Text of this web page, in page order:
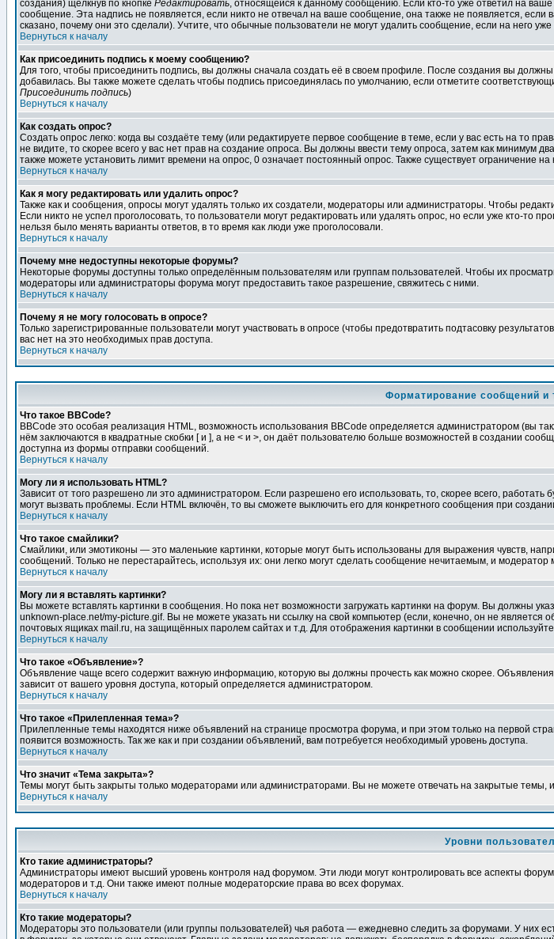
создания) щёлкнув по кнопке Редактировать, относящейся к данному сообщению. Если кто-то уже ответил на
сообщение. Эта надпись не появляется, если никто не отвечал на ваше сообщение, она также не появляется,
сказано, почему они это сделали). Учтите, что обычные пользователи не могут удалить сообщение, если на него уже
Вернуться к началу
Как присоединить подпись к моему сообщению?
Для того, чтобы присоединить подпись, вы должны сначала создать её в своем профиле. После создания вы должны
добавилась. Вы также можете сделать чтобы подпись присоединялась по умолчанию, если отметите
Присоединить подпись)
Вернуться к началу
Как создать опрос?
Создать опрос легко: когда вы создаёте тему (или редактируете первое сообщение в теме, если у вас есть на то
не видите, то скорее всего у вас нет прав на создание опроса. Вы должны ввести тему опроса, затем как минимум
также можете установить лимит времени на опрос, 0 означает постоянный опрос. Также существует ограничение
Вернуться к началу
Как я могу редактировать или удалить опрос?
Также как и сообщения, опросы могут удалять только их создатели, модераторы или администраторы. Чтобы
Если никто не успел проголосовать, то пользователи могут редактировать или удалять опрос, но если уже кто-то
нельзя было менять варианты ответов, в то время как люди уже проголосовали.
Вернуться к началу
Почему мне недоступны некоторые форумы?
Некоторые форумы доступны только определённым пользователям или группам пользователей. Чтобы их
модераторы или администраторы форума могут предоставить такое разрешение, свяжитесь с ними.
Вернуться к началу
Почему я не могу голосовать в опросе?
Только зарегистрированные пользователи могут участвовать в опросе (чтобы предотвратить подтасовку
вас нет на это необходимых прав доступа.
Вернуться к началу
Форматирование сообщений
Что такое BBCode?
BBCode это особая реализация HTML, возможность использования BBCode определяется администратором (вы
нём заключаются в квадратные скобки [ и ], а не < и >, он даёт пользователю больше возможностей в создании
доступна из формы отправки сообщений.
Вернуться к началу
Могу ли я использовать HTML?
Зависит от того разрешено ли это администратором. Если разрешено его использовать, то, скорее всего, работать
могут вызвать проблемы. Если HTML включён, то вы сможете выключить его для конкретного сообщения при
Вернуться к началу
Что такое смайлики?
Смайлики, или эмотиконы — это маленькие картинки, которые могут быть использованы для выражения чувств,
сообщений. Только не перестарайтесь, используя их: они легко могут сделать сообщение нечитаемым, и
Вернуться к началу
Могу ли я вставлять картинки?
Вы можете вставлять картинки в сообщения. Но пока нет возможности загружать картинки на форум. Вы должны
unknown-place.net/my-picture.gif. Вы не можете указать ни ссылку на свой компьютер (если, конечно, он не
почтовых ящиках mail.ru, на защищённых паролем сайтах и т.д. Для отображения картинки в сообщении
Вернуться к началу
Что такое «Объявление»?
Объявление чаще всего содержит важную информацию, которую вы должны прочесть как можно скорее.
зависит от вашего уровня доступа, который определяется администратором.
Вернуться к началу
Что такое «Прилепленная тема»?
Прилепленные темы находятся ниже объявлений на странице просмотра форума, и при этом только на первой
появится возможность. Так же как и при создании объявлений, вам потребуется необходимый уровень доступа.
Вернуться к началу
Что значит «Тема закрыта»?
Темы могут быть закрыты только модераторами или администраторами. Вы не можете отвечать на закрытые
Вернуться к началу
Уровни
Кто такие администраторы?
Администраторы имеют высший уровень контроля над форумом. Эти люди могут контролировать все аспекты
модераторов и т.д. Они также имеют полные модераторские права во всех форумах.
Вернуться к началу
Кто такие модераторы?
Модераторы это пользователи (или группы пользователей) чья работа — ежедневно следить за форумами. У них